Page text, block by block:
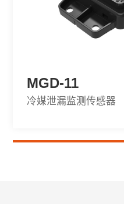
MGD-11
冷媒泄漏监测传感器